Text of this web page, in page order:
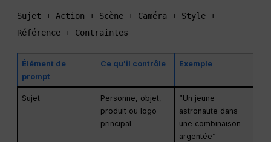
Sujet + Action + Scène + Caméra + Style +
Référence + Contraintes
Élément de
prompt
Ce qu'il contrôle Exemple
Sujet
Personne, objet,
produit ou logo
principal
“Un jeune
astronaute dans
une combinaison
argentée”